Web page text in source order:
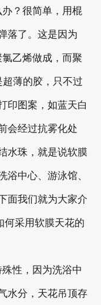
联系我们
？很简单，用棍
落了。这是因为
乙烯做成，而聚
薄的胶，只不过
印图案，如蓝天白
会经过抗雾化处
水珠，就是说软膜
浴中心、游泳馆、
面我们就为大家介
何采用软膜天花的
性，因为洗浴中
水分，天花吊顶存